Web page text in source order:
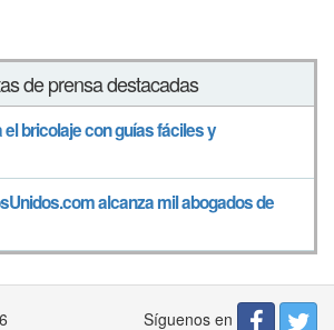
de prensa destacadas
bricolaje con guías fáciles y
alcanza mil abogados de
Síguenos en